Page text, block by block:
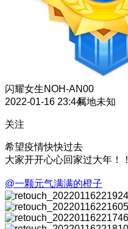
闪耀女生NOH-AN00
2022-01-16 23:44属地未知
关注
希望疫情快快过去
大家开开心心回家过大年！！
@一颗元气满满的橙子